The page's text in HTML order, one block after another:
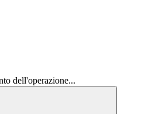
dell'operazione...